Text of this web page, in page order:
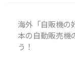
物」の様子を見てみ
引用 ...
海外「自販機の
本の自動販売機
う！